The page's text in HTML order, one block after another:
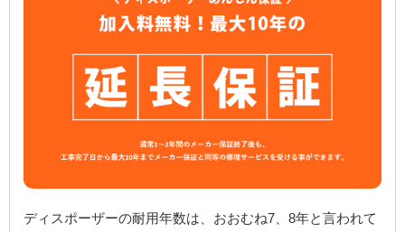
ディスポーザーの耐用年数は、おおむね7、8年と言われて